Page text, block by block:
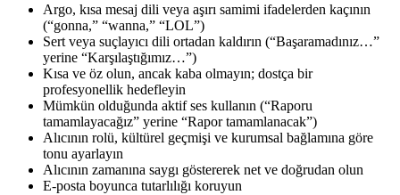
Argo, kısa mesaj dili veya aşırı samimi ifadelerden kaçının
(“gonna,” “wanna,” “LOL”)
Sert veya suçlayıcı dili ortadan kaldırın (“Başaramadınız…”
yerine “Karşılaştığımız…”)
Kısa ve öz olun, ancak kaba olmayın; dostça bir
profesyonellik hedefleyin
Mümkün olduğunda aktif ses kullanın (“Raporu
tamamlayacağız” yerine “Rapor tamamlanacak”)
Alıcının rolü, kültürel geçmişi ve kurumsal bağlamına göre
tonu ayarlayın
Alıcının zamanına saygı göstererek net ve doğrudan olun
E-posta boyunca tutarlılığı koruyun